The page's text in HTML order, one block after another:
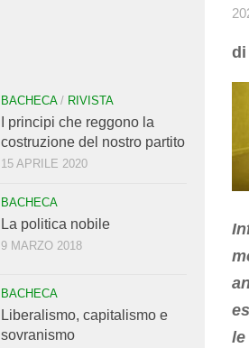
di
BACHECA/ RIVISTA
I principi che reggono la
costruzione del nostro partito
15 APRILE 2020
BACHECA
La politica nobile
9 MARZO 2018
BACHECA
Liberalismo, capitalismo e
sovranismo